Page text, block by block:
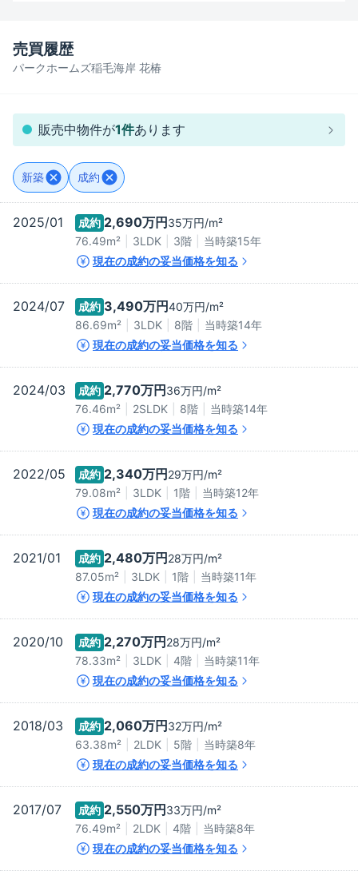
パークホームズ稲毛海岸 花椿
売買履歴
販売中物件が1件あります
新築 成約
2025/01 成約 2,690万円 35万円/m²
76.49m²
3LDK 3階 当時築15年
現在の成約の妥当価格を知る
2024/07 成約 3,490万円40万円/m²
86.69m²
3LDK 8階 当時築14年
現在の成約の妥当価格を知る
2024/03 成約 2,770万円 36万円/m²
76.46m²
2SLDK 8階 当時築14年
現在の成約の妥当価格を知る
2022/05 成約 2,340万円 29万円/m²
79.08m²
3LDK 1階 当時築12年
現在の成約の妥当価格を知る
2021/01 成約 2,480万円 28万円/m²
87.05m²
3LDK 1階 当時築11年
現在の成約の妥当価格を知る
2020/10 成約 2,270万円 28万円/m²
78.33m²
3LDK 4階 当時築11年
現在の成約の妥当価格を知る
2018/03 成約 2,060万円 32万円/m²
63.38m²
2LDK 5階 当時築8年
現在の成約の妥当価格を知る
2017/07 成約 2,550万円 33万円/m²
76.49m²
2LDK 4階 当時築8年
現在の成約の妥当価格を知る